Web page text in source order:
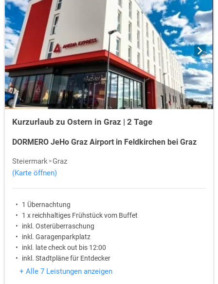
Kurzurlaub zu Ostern in Graz | 2 Tage
DORMERO JeHo Graz Airport in Feldkirchen bei Graz
Steiermark
Graz
(Karte öffnen)
1 Übernachtung
1 x reichhaltiges Frühstück vom Buffet
inkl. Osterüberraschung
inkl. Garagenparkplatz
inkl. late check out bis 12:00
inkl. Stadtpläne für Entdecker
+ Alle 7 Leistungen anzeigen